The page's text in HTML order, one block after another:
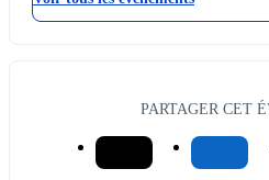
PARTAGER CET